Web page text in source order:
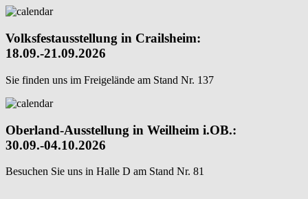
Volksfestausstellung in Crailsheim:
18.09.-21.09.2026
Sie finden uns im Freigelände am Stand Nr. 137
Oberland-Ausstellung in Weilheim i.OB.:
30.09.-04.10.2026
Besuchen Sie uns in Halle D am Stand Nr. 81